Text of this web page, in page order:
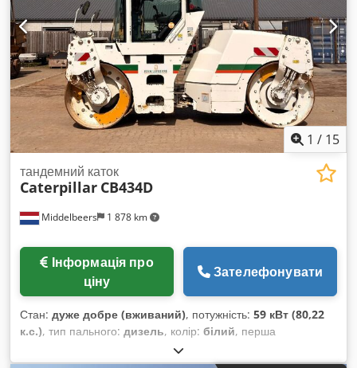
1 / 15
Middelbeers 1 878 km
тандемний каток
Caterpillar CB434D
ціну
Зателефонувати
Стан: дуже добре (вживаний), потужність: 59 кВт (80,22
к.с.), тип пального: дизель, колір: білий, перша
, Рік виготовлення:
3 310 h, Загальна інформація Рік випуску: 2005 Серійний